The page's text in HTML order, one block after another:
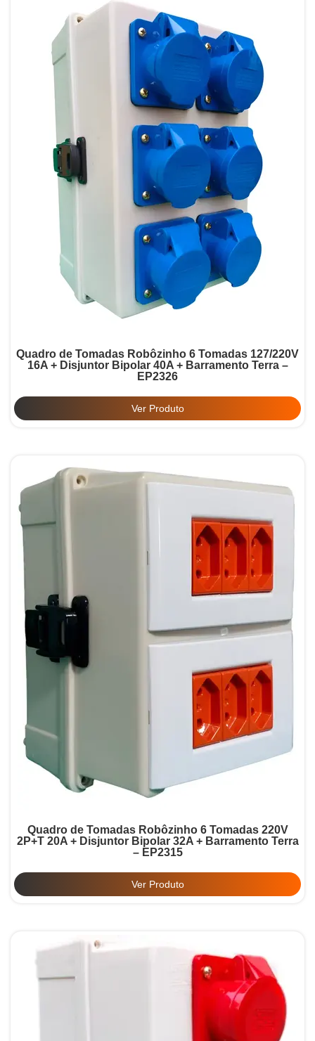
Quadro de Tomadas Robôzinho 6 Tomadas 127/220V
16A + Disjuntor Bipolar 40A + Barramento Terra –
EP2326
Ver Produto
Quadro de Tomadas Robôzinho 6 Tomadas 220V
2P+T 20A + Disjuntor Bipolar 32A + Barramento Terra
– EP2315
Ver Produto